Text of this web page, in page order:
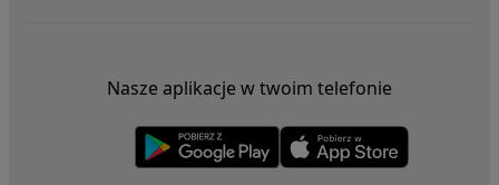
Nasze aplikacje w twoim telefonie